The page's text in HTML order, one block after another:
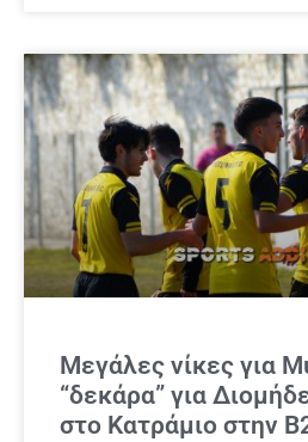
Μεγάλες νίκες για
“δεκάρα” για
στο Κατράμιο στην